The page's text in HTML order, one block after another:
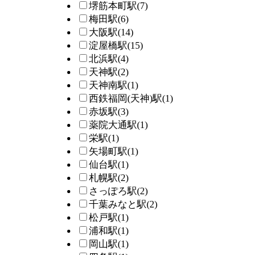
堺筋本町駅(7)
梅田駅(6)
大阪駅(14)
淀屋橋駅(15)
北浜駅(4)
天神駅(2)
天神南駅(1)
西鉄福岡(天神)駅(1)
赤坂駅(3)
薬院大通駅(1)
栄駅(1)
矢場町駅(1)
仙台駅(1)
札幌駅(2)
さっぽろ駅(2)
千葉みなと駅(2)
松戸駅(1)
浦和駅(1)
岡山駅(1)